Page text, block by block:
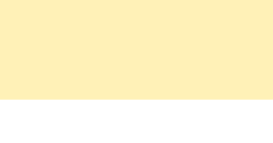
halverat min vikt på 9